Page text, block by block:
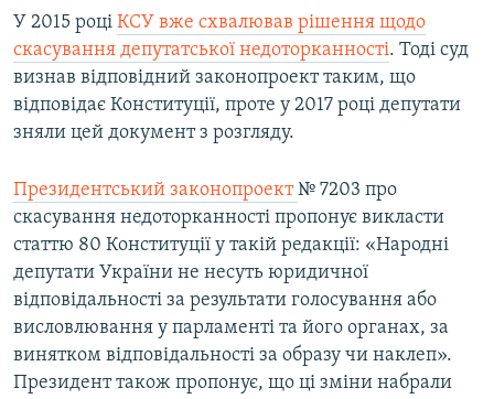
У 2015 році КСУ вже схвалював рішення щодо
скасування депутатської недоторканності. Тоді суд
визнав відповідний законопроект таким, що
відповідає Конституції, проте у 2017 році депутати
зняли цей документ з розгляду.
Президентський законопроект№ 7203 про
скасування недоторканності пропонує викласти
статтю 80 Конституції у такій редакції: «Народні
депутати України не несуть юридичної
відповідальності за результати голосування або
висловлювання у парламенті та його органах, за
винятком відповідальності за образу чи наклеп».
Президент також пропонує, що ці зміни набрали